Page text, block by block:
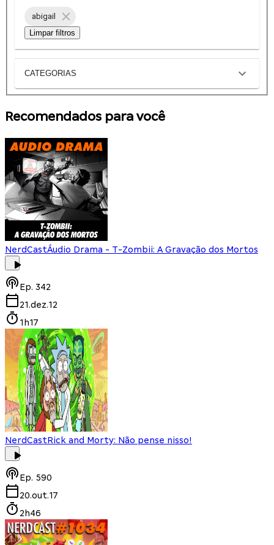
abigail
Limpar filtros
CATEGORIAS
Recomendados para você
NerdCastÁudio Drama - T-Zombii: A Gravação dos Mortos
Ep. 342
21.dez.12
1h17
NerdCastRick and Morty: Não pense nisso!
Ep. 590
20.out.17
2h46